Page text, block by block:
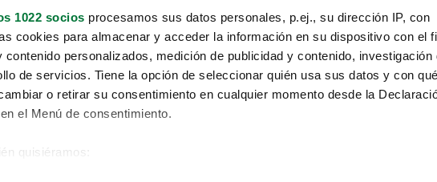
1022 socios procesamos sus datos personales, p.ej., su dirección IP, con
cookies para almacenar y acceder la información en su dispositivo con el
contenido personalizados, medición de publicidad y contenido, investigación
de servicios. Tiene la opción de seleccionar quién usa sus datos y con qué
o retirar su consentimiento en cualquier momento desde la
el Menú de consentimiento.
quisiéramos: